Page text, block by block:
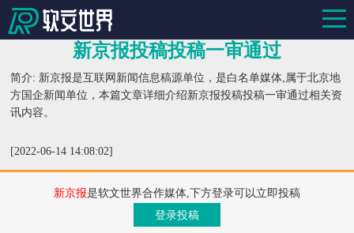
新京报投稿投稿一审通过
简介: 新京报是互联网新闻信息稿源单位，是白名单媒体,属于北京地
方国企新闻单位，本篇文章详细介绍新京报投稿投稿一审通过相关资
讯内容。
[2022-06-14 14:08:02]
新京报是软文世界合作媒体,下方登录可以立即投稿
登录投稿